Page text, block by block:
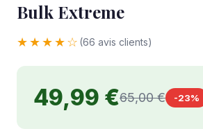
Bulk Extreme
★★★★☆ (66 avis clients)
49,99 €65,00 € -23%